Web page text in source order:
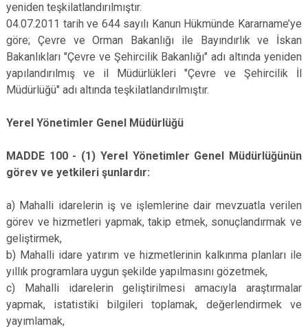
yeniden teşkilatlandırılmıştır.
04.07.2011 tarih ve 644 sayılı Kanun Hükmünde Kararname’ye
göre; Çevre ve Orman Bakanlığı ile Bayındırlık ve İskan
Bakanlıkları "Çevre ve Şehircilik Bakanlığı" adı altında yeniden
yapılandırılmış ve il Müdürlükleri "Çevre ve Şehircilik İl
Müdürlüğü" adı altında teşkilatlandırılmıştır.
Yerel Yönetimler Genel Müdürlüğü
MADDE 100 - (1) Yerel Yönetimler Genel Müdürlüğünün
görev ve yetkileri şunlardır:
a) Mahalli idarelerin iş ve işlemlerine dair mevzuatla verilen
görev ve hizmetleri yapmak, takip etmek, sonuçlandırmak ve
geliştirmek,
b) Mahalli idare yatırım ve hizmetlerinin kalkınma planları ile
yıllık programlara uygun şekilde yapılmasını gözetmek,
c) Mahalli idarelerin geliştirilmesi amacıyla araştırmalar
yapmak, istatistiki bilgileri toplamak, değerlendirmek ve
yayımlamak,